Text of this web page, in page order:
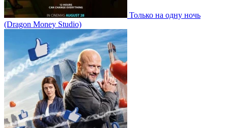
Только на одну ночь
(Dragon Money Studio)